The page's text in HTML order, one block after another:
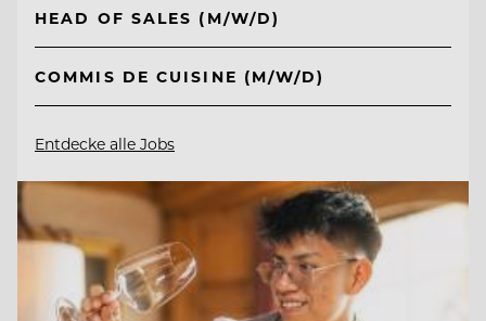
HEAD OF SALES (M/W/D)
COMMIS DE CUISINE (M/W/D)
Entdecke alle Jobs